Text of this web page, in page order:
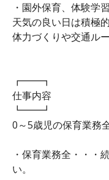
・園外保育、体験学習
天気の良い日は積極
体力づくりや交通ル
┏━━┓
仕事内容
┗━━┛
0～5歳児の保育業務
・保育業務全・・・
い。